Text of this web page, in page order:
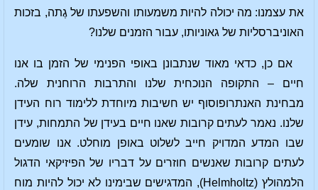
את עצמנו: מה יכולה להיות משמעותו והשפעתו של גֶתה, בזכות
האוניברסליות של גאוניותו, עבור הזמנים שלנו?
אם כן, כדאי מאוד שנתבונן באופי הפנימי של הזמן בו אנו
חיים – התקופה הנוכחית שלנו והתרבות הרוחנית שלה.
מבחינת האנתרופוסוף יש חשיבות מיוחדת ללימוד רוח העידן
שלנו. נאמר לעתים קרובות שאנו חיים בעידן של התמחות, עידן
שבו המדע המדויק חייב לשלוט באופן מוחלט. אנו שומעים
לעתים קרובות שאנשים חוזרים על דבריו של הפיזיקאי הדגול
הלמהולץ (Helmholtz), המדגישים שבימינו לא יכול להיות מוח